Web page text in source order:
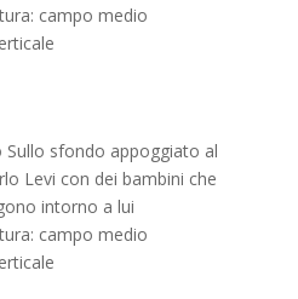
campo medio
Sullo sfondo appoggiato al
Levi con dei bambini che
intorno a lui
campo medio